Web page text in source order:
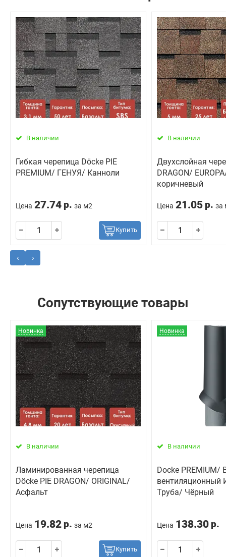
В наличии
Гибкая черепица Döcke PIE
PREMIUM/ ГЕНУЯ/ Канноли
Цена 27.74 р. за м2
Купить
В наличии
Двухслойная
DRAGON/
коричневый
Цена 21.05 р. за
‹ ›
Сопутствующие товары
Новинка
В наличии
Ламинированная черепица
Döcke PIE DRAGON/ ORIGINAL/
Асфальт
Цена 19.82 р. за м2
Купить
Новинка
В наличии
Docke PREMIUM/
вентиляционный
Труба/ Чёрный
Цена 138.30 р.